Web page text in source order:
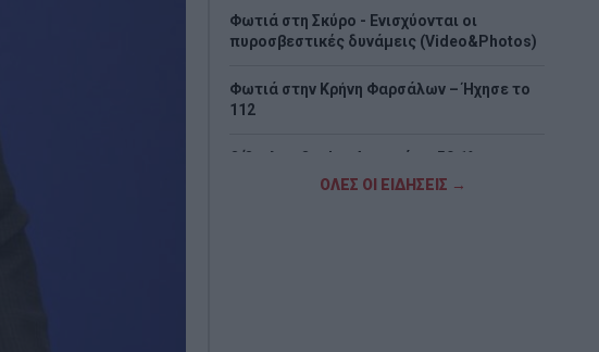
Φωτιά στη Σκύρο - Ενισχύονται οι
πυροσβεστικές δυνάμεις (Video&Photos)
Φωτιά στην Κρήνη Φαρσάλων – Ήχησε το
112
Ο Όμιλος Qualco Αποκτά το 50,1% της
Multiverse και Ενισχύει την Παρουσία του
ΟΛΕΣ ΟΙ ΕΙΔΗΣΕΙΣ →